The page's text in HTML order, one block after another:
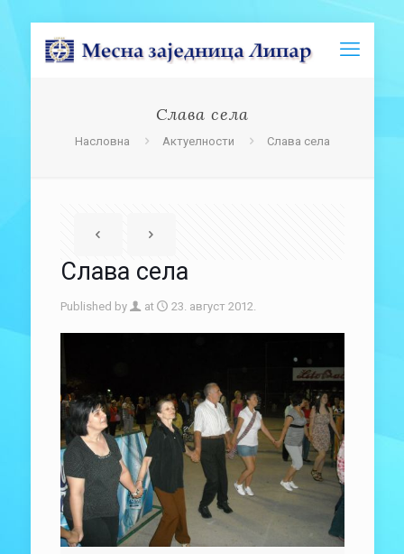
Слава села
Насловна Актуелности Слава села
Слава села
Published by at 23. август 2012.